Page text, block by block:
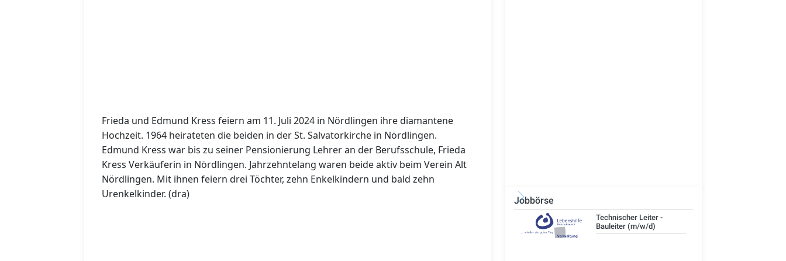
Frieda und Edmund Kress feiern am 11. Juli 2024 in Nördlingen ihre diamantene
Hochzeit. 1964 heirateten die beiden in der St. Salvatorkirche in Nördlingen.
Edmund Kress war bis zu seiner Pensionierung Lehrer an der Berufsschule, Frieda
Kress Verkäuferin in Nördlingen. Jahrzehntelang waren beide aktiv beim Verein Alt
Nördlingen. Mit ihnen feiern drei Töchter, zehn Enkelkindern und bald zehn
Urenkelkinder. (dra)
Jobbörse
Technischer Leiter -
Bauleiter (m/w/d)